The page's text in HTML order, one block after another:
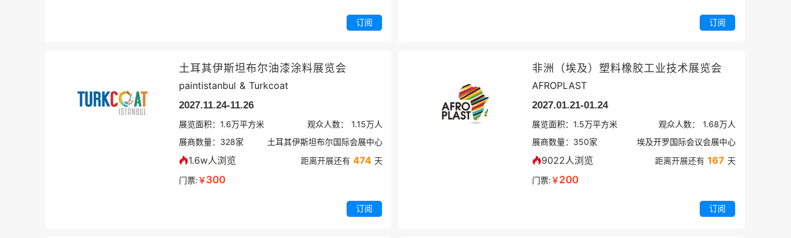
订阅 订阅
土耳其伊斯坦布尔油漆涂料展览会
paintistanbul & Turkcoat
2027.11.24-11.26
展览面积： 1.6万平方米 观众人数： 1.15万人
展商数量： 328家 土耳其伊斯坦布尔国际会展中心
1.6w人浏览 距离开展还有 474 天
门票:￥300
订阅
非洲（埃及）塑料橡胶工业技术展览会
AFROPLAST
2027.01.21-01.24
展览面积： 1.5万平方米 观众人数： 1.68万人
展商数量： 350家 埃及开罗国际会议会展中心
9022人浏览 距离开展还有 167 天
门票:￥200
订阅